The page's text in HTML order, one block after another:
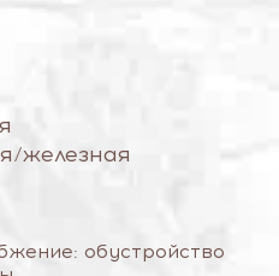
железная
обустройство